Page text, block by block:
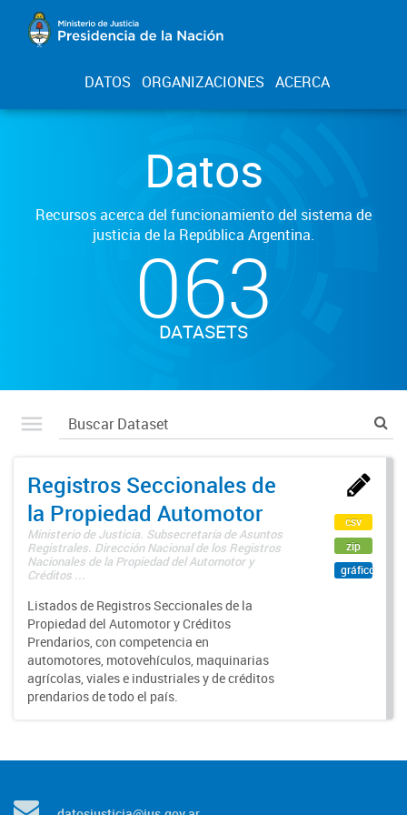
DATOS ORGANIZACIONES ACERCA
Datos
Recursos acerca del funcionamiento del sistema de
justicia de la República Argentina.
063
DATASETS
Registros Seccionales de
la Propiedad Automotor
Ministerio de Justicia. Subsecretaría de Asuntos
Registrales. Dirección Nacional de los Registros
Nacionales de la Propiedad del Automotor y
Créditos ...
Listados de Registros Seccionales de la
Propiedad del Automotor y Créditos
Prendarios, con competencia en
automotores, motovehículos, maquinarias
agrícolas, viales e industriales y de créditos
prendarios de todo el país.
csv
zip
gráfico